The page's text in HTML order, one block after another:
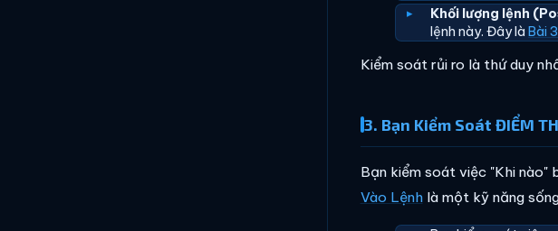
Khối lượng lệnh
lệnh này. Đây là Bài
Kiểm soát rủi ro là thứ duy
3. Bạn Kiểm Soát ĐIỂM
Bạn kiểm soát việc "Khi
Vào Lệnhlà một kỹ năng